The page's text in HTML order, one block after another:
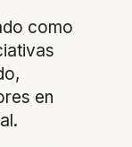
como
en